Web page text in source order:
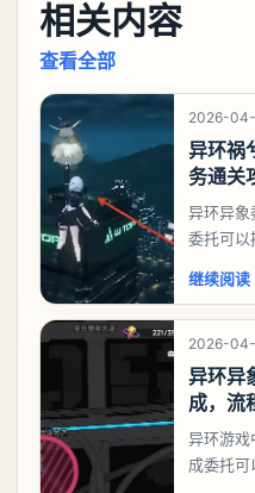
相关内容
查看全部
2026-
异环祸
务通关
异环异象
委托可以
么做，下
祸兮洄游
继续阅读
2026-
异环异
成，流
异环游戏
成委托